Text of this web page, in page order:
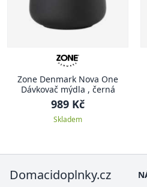
Zone Denmark Nova One
Dávkovač mýdla , černá
989 Kč
Skladem
Domacidoplnky.cz